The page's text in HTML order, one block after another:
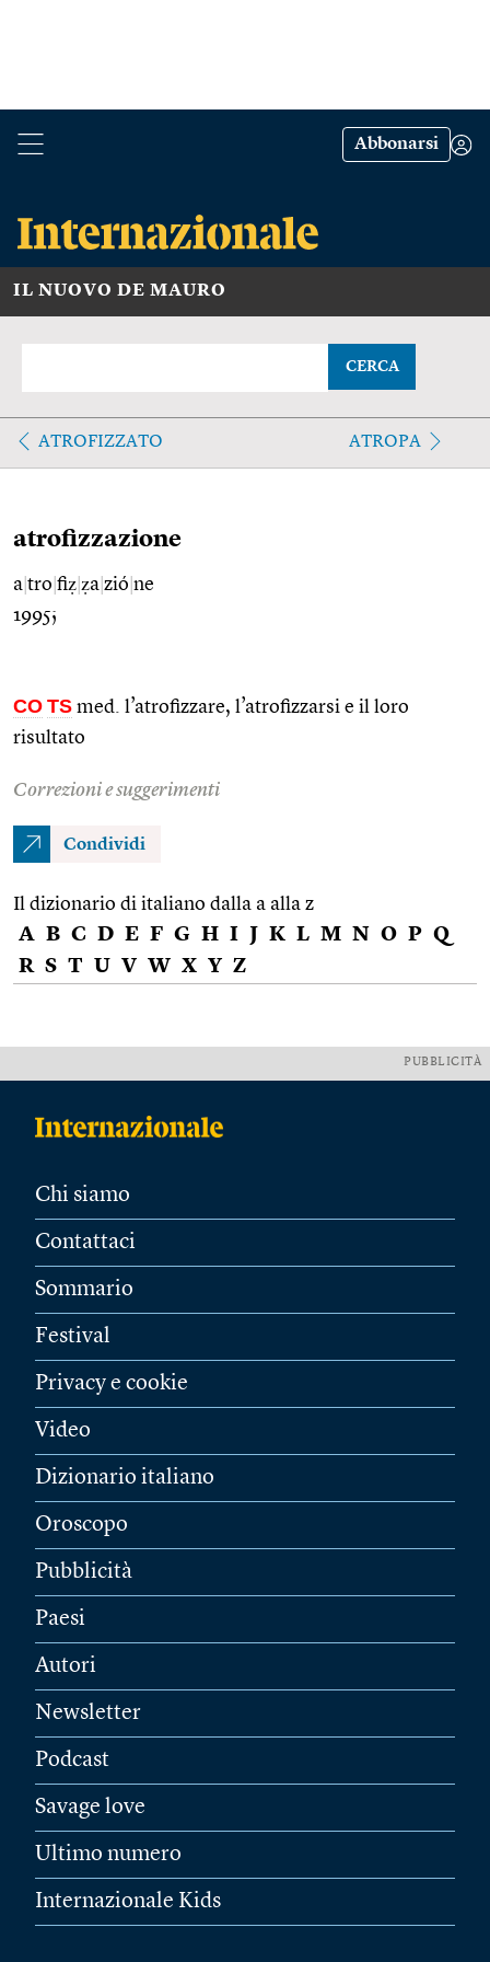
Abbonarsi
IL NUOVO DE MAURO
CERCA
ATROFIZZATO ATROPA
atrofizzazione
a tro fiẓ ẓa zió ne
1995;
CO TS med. l’atrofizzare, l’atrofizzarsi e il loro
risultato
Correzioni e suggerimenti
Condividi
Il dizionario di italiano dalla a alla z
A B C D E F G H I J K L M N O P Q
R S T U V W X Y Z
PUBBLICITÀ
Chi siamo
Contattaci
Sommario
Festival
Privacy e cookie
Video
Dizionario italiano
Oroscopo
Pubblicità
Paesi
Autori
Newsletter
Podcast
Savage love
Ultimo numero
Internazionale Kids